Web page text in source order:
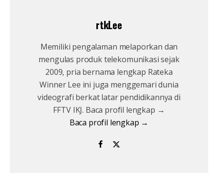
rtkLee
Memiliki pengalaman melaporkan dan
mengulas produk telekomunikasi sejak
2009, pria bernama lengkap Rateka
Winner Lee ini juga menggemari dunia
videografi berkat latar pendidikannya di
FFTV IKJ. Baca profil lengkap →
Baca profil lengkap →